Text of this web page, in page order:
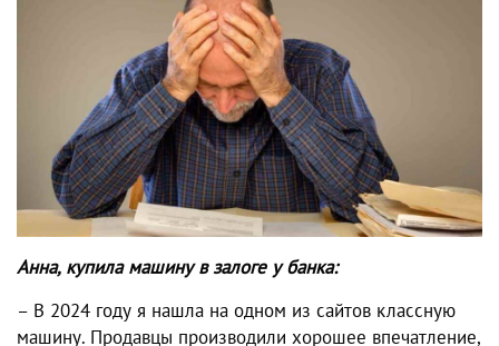
Анна, купила машину в залоге у банка:
– В 2024 году я нашла на одном из сайтов классную
машину. Продавцы производили хорошее впечатление,